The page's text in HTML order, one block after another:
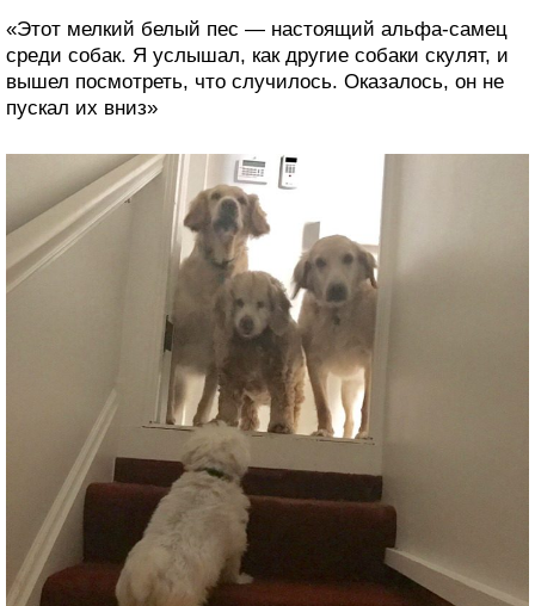
«Этот мелкий белый пес — настоящий альфа-самец
среди собак. Я услышал, как другие собаки скулят, и
вышел посмотреть, что случилось. Оказалось, он не
пускал их вниз»